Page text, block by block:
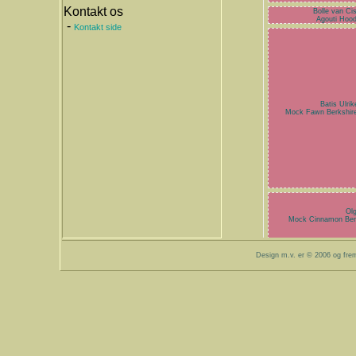
Kontakt os
- Kontakt side
Bolle van
Agouti
Batis
Mock Fawn
Mock Cinnamon
- -
Design m.v. er © 2006 og